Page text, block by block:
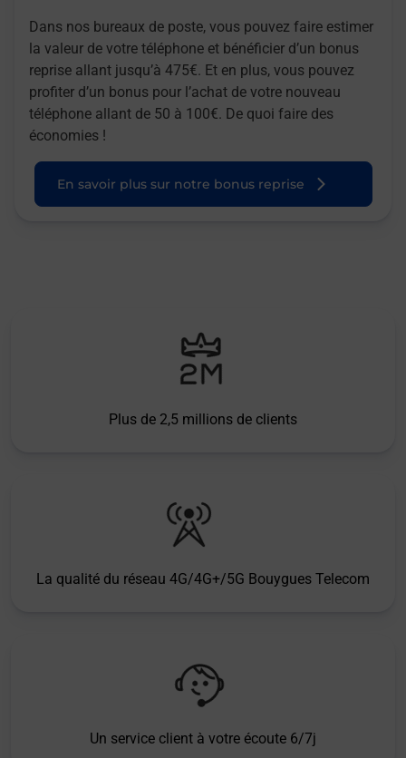
Dans nos bureaux de poste, vous pouvez faire estimer
la valeur de votre téléphone et bénéficier d’un bonus
reprise allant jusqu’à 475€. Et en plus, vous pouvez
profiter d’un bonus pour l’achat de votre nouveau
téléphone allant de 50 à 100€. De quoi faire des
économies !
En savoir plus sur notre bonus reprise
Plus de 2,5 millions de clients
La qualité du réseau 4G/4G+/5G Bouygues Telecom
Un service client à votre écoute 6/7j